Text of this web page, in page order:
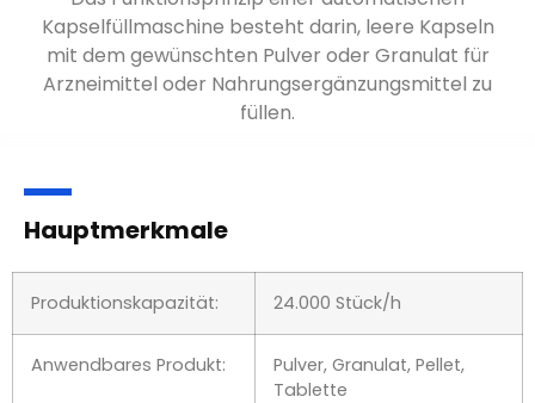
Kapselfüllmaschine besteht darin, leere Kapseln
mit dem gewünschten Pulver oder Granulat für
Arzneimittel oder Nahrungsergänzungsmittel zu
füllen.
Hauptmerkmale
Produktionskapazität: 24.000 Stück/h
Anwendbares Produkt:
Pulver, Granulat, Pellet,
Tablette